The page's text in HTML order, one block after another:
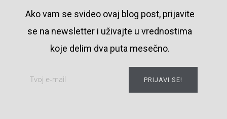
Ako vam se svideo ovaj blog post, prijavite
se na newsletter i uživajte u vrednostima
koje delim dva puta mesečno.
PRIJAVI SE!